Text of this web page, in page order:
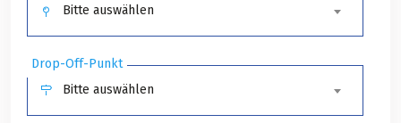
Bitte auswählen
Drop-Off-Punkt
Bitte auswählen